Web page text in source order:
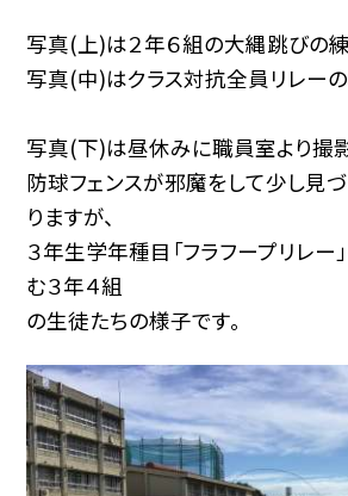
写真(上)は２年６組の大縄跳びの
写真(中)はクラス対抗全員リレーの
写真(下)は昼休みに職員室より撮影
防球フェンスが邪魔をして少し見
りますが、
３年生学年種目「フラフープリレー
む３年４組
の生徒たちの様子です。